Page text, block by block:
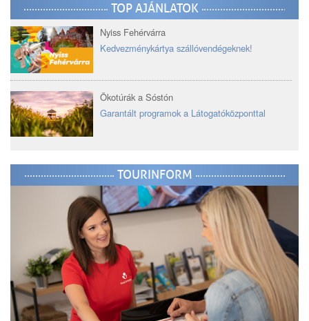
TOP AJÁNLATOK
Nyiss Fehérvárra
Kedvezménykártya szállóvendégeknek!
Ökotúrák a Sóstón
Garantált programok a Látogatóközponttal
TOURINFORM